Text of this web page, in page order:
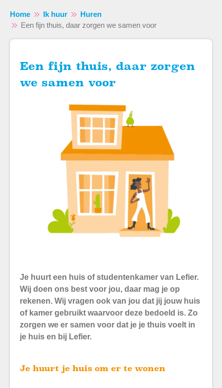
Naar hoofdinhoud
Naar hoofdnavigatiemenu
Home Ik huur
Huren
Een fijn thuis, daar zorgen we samen voor
Een fijn thuis, daar zorgen
we samen voor
Je huurt een huis of studentenkamer van Lefier.
Wij doen ons best voor jou, daar mag je op
rekenen. Wij vragen ook van jou dat jij jouw huis
of kamer gebruikt waarvoor deze bedoeld is. Zo
zorgen we er samen voor dat je je thuis voelt in
je huis en bij Lefier.
Je huurt je huis om er te wonen